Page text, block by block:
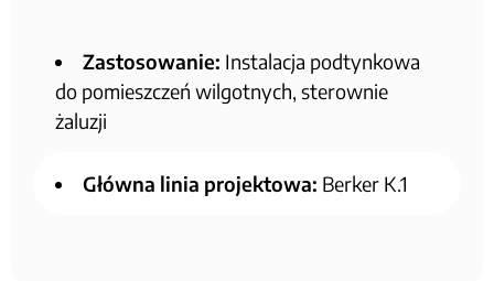
Zastosowanie: Instalacja podtynkowa
do pomieszczeń wilgotnych, sterownie
żaluzji
Główna linia projektowa: Berker K.1